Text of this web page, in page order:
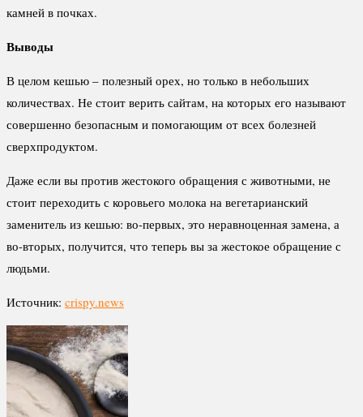
камней в почках.
Выводы
В целом кешью – полезный орех, но только в небольших
количествах. Не стоит верить сайтам, на которых его называют
совершенно безопасным и помогающим от всех болезней
сверхпродуктом.
Даже если вы против жестокого обращения с животными, не
стоит переходить с коровьего молока на вегетарианский
заменитель из кешью: во-первых, это неравноценная замена, а
во-вторых, получится, что теперь вы за жестокое обращение с
людьми.
Источник: crispy.news